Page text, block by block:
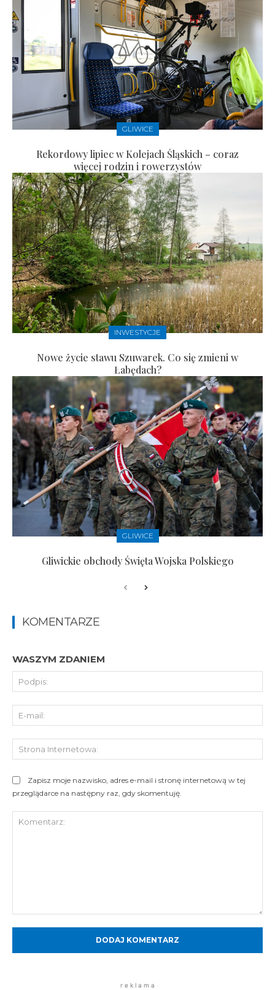
GLIWICE
Rekordowy lipiec w Kolejach Śląskich – coraz
więcej rodzin i rowerzystów
INWESTYCJE
Nowe życie stawu Szuwarek. Co się zmieni w
Łabędach?
GLIWICE
Gliwickie obchody Święta Wojska Polskiego
KOMENTARZE
WASZYM ZDANIEM
Zapisz moje nazwisko, adres e-mail i stronę internetową w tej
przeglądarce na następny raz, gdy skomentuję.
r e k l a m a